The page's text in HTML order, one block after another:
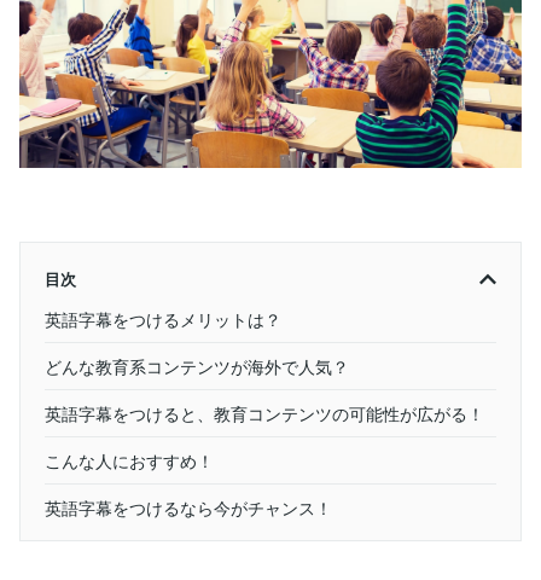
目次
英語字幕をつけるメリットは？
どんな教育系コンテンツが海外で人気？
英語字幕をつけると、教育コンテンツの可能性が広がる！
こんな人におすすめ！
英語字幕をつけるなら今がチャンス！